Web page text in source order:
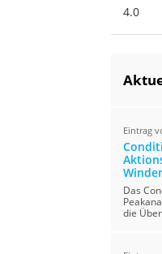
4.0
Eintrag
Das
die